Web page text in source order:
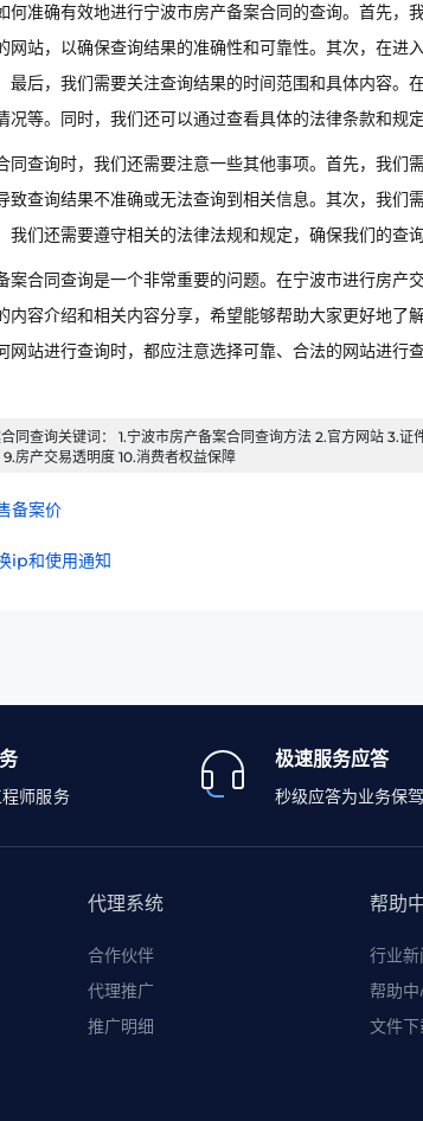
何准确有效地进行宁波市房产备案合同的查询。首先，
网站，以确保查询结果的准确性和可靠性。其次，在进
最后，我们需要关注查询结果的时间范围和具体内容。
况等。同时，我们还可以通过查看具体的法律条款和规
同查询时，我们还需要注意一些其他事项。首先，我们
致查询结果不准确或无法查询到相关信息。其次，我们
我们还需要遵守相关的法律法规和规定，确保我们的查
案合同查询是一个非常重要的问题。在宁波市进行房产
内容介绍和相关内容分享，希望能够帮助大家更好地了
网站进行查询时，都应注意选择可靠、合法的网站进行
同查询关键词： 1.宁波市房产备案合同查询方法 2.官方网站 3.
房产交易透明度 10.消费者权益保障
备案价
ip和使用通知
师服务
极速服务应答
秒级应答为业务保
代理系统
合作伙伴
代理推广
推广明细
帮助
行业新
帮助中
文件下